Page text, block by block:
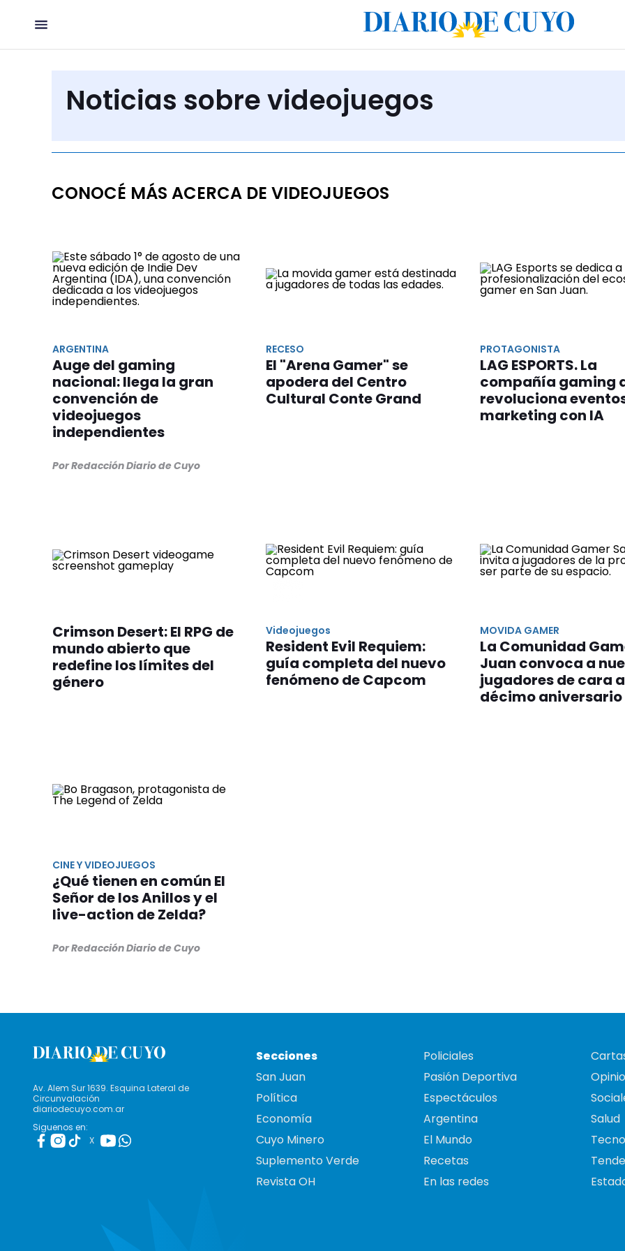
Noticias sobre videojuegos
CONOCÉ MÁS ACERCA DE VIDEOJUEGOS
ARGENTINA
Auge del gaming
nacional: llega la gran
convención de
videojuegos
independientes
Por Redacción Diario de Cuyo
RECESO
El "Arena Gamer" se
apodera del Centro
Cultural Conte Grand
PROTAGONISTA
LAG ESPORTS. La
compañía gaming
revoluciona
marketing con IA
Crimson Desert: El RPG de
mundo abierto que
redefine los límites del
género
Videojuegos
Resident Evil Requiem:
guía completa del nuevo
fenómeno de Capcom
MOVIDA GAMER
La Comunidad
Juan convoca a
jugadores de cara
décimo aniversario
CINE Y VIDEOJUEGOS
¿Qué tienen en común El
Señor de los Anillos y el
live-action de Zelda?
Por Redacción Diario de Cuyo
Av. Alem Sur 1639. Esquina Lateral de
Circunvalación
diariodecuyo.com.ar
Siguenos en:
X
Secciones
San Juan
Política
Economía
Cuyo Minero
Suplemento Verde
Revista OH
Policiales
Pasión Deportiva
Espectáculos
Argentina
El Mundo
Recetas
En las redes
Salud